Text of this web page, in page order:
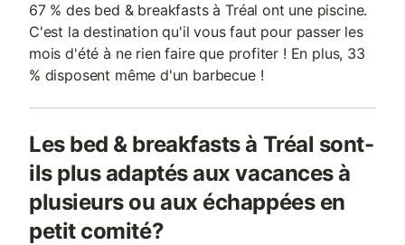
67 % des bed & breakfasts à Tréal ont une piscine.
C'est la destination qu'il vous faut pour passer les
mois d'été à ne rien faire que profiter ! En plus, 33
% disposent même d'un barbecue !
Les bed & breakfasts à Tréal sont-
ils plus adaptés aux vacances à
plusieurs ou aux échappées en
petit comité?